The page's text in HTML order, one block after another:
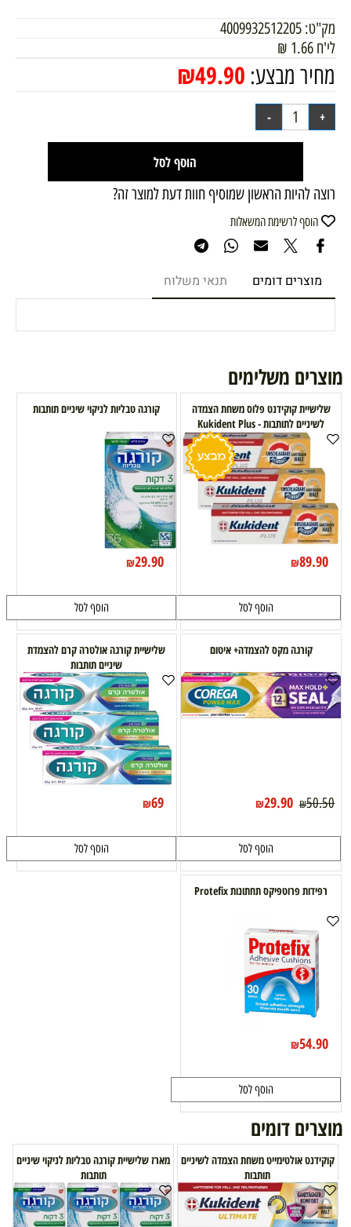
מק"ט: 4009932512205
לי'ח 1.66
₪
מחיר מבצע: ₪49.90
הוסף לסל
רוצה להיות הראשון שמוסיף חוות דעת למוצר זה?
הוסף לרשימת המשאלות
מוצרים דומים תנאי משלוח
מוצרים משלימים
שלישיית קוקידנט פלוס משחת הצמדה
לשיניים לתותבות - Kukident Plus
₪89.90
הוסף לסל
קורגה טבליות לניקוי שיניים תותבות
₪29.90
הוסף לסל
קורגה מקס להצמדה+ איטום
₪50.50
₪29.90
הוסף לסל
שלישיית קורגה אולטרה קרם להצמדת
שיניים תותבות
₪69
הוסף לסל
רפידות פרוטפיקס תחתונות Protefix
₪54.90
הוסף לסל
מוצרים דומים
קוקידנט אולטימייט משחת הצמדה לשיניים
תותבות
מארז שלישיית קורגה טבליות לניקוי שיניים
תותבות